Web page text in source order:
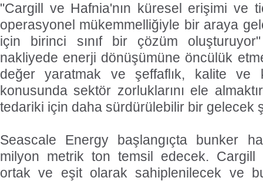
"Cargill ve Hafnia'nın küresel erişimi ve
operasyonel mükemmelliğiyle bir araya
için birinci sınıf bir çözüm
nakliyede enerji dönüşümüne öncülük
değer yaratmak ve şeffaflık, kalite ve
konusunda sektör zorluklarını ele
tedariki için daha sürdürülebilir bir gelecek
Seascale Energy başlangıçta bunker
milyon metrik ton temsil edecek. Cargill
ortak ve eşit olarak sahiplenilecek ve